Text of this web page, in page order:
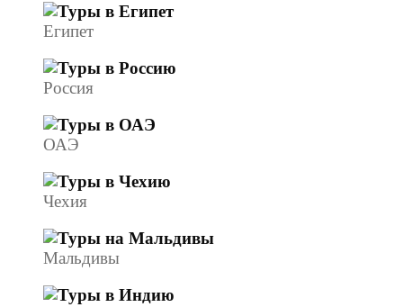
Египет
Россия
ОАЭ
Чехия
Мальдивы